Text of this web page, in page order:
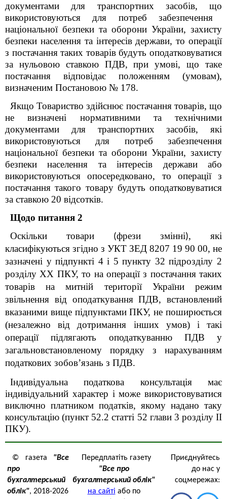
документами для транспортних засобів, що
використовуються для потреб забезпечення
національної безпеки та оборони України, захисту
безпеки населення та інтересів держави, то операції
з постачання таких товарівбудуть оподатковуватися
за нульовою ставкою ПДВ, при умові, що таке
постачання відповідає положенням (умовам),
визначеним Постановою № 178.
ЯкщоТовариство здійснює постачання товарів, що
не визначені нормативними та технічними
документами для транспортних засобів, які
використовуються для потреб забезпечення
національної безпеки та оборони України, захисту
безпеки населення та інтересів держави або
використовуються опосередковано, то операції з
постачання такого товару будуть оподатковуватися
за ставкою 20 відсотків.
Щодо питання 2
Оскільки товари
(фрези змінні), які
класифікуються згідно з УКТ ЗЕД 8207 19 90 00, не
зазначені у підпункті 4 і 5 пункту 32 підрозділу 2
розділу XX ПКУ, то на операції з постачання таких
товарів на митній території України режим
звільнення від оподаткування ПДВ, встановлений
вказаними вище підпунктами ПКУ, не поширюється
(незалежно від дотримання інших умов) і такі
операції підлягають оподаткуванню ПДВ у
загальновстановленому порядку з нарахуванням
податкових зобов’язань з ПДВ.
Індивідуальна податкова консультація має
індивідуальний характер і може використовуватися
виключно платником податків, якому надано таку
консультацію(пункт 52.2 статті 52 глави 3 розділу ІІ
ПКУ).
© газета "Все
про
бухгалтерський
облік", 2018-2026
Передплатіть газету
"Все про
бухгалтерський облік"
на сайті або по
Приєднуйтесь
до нас у
соцмережах: